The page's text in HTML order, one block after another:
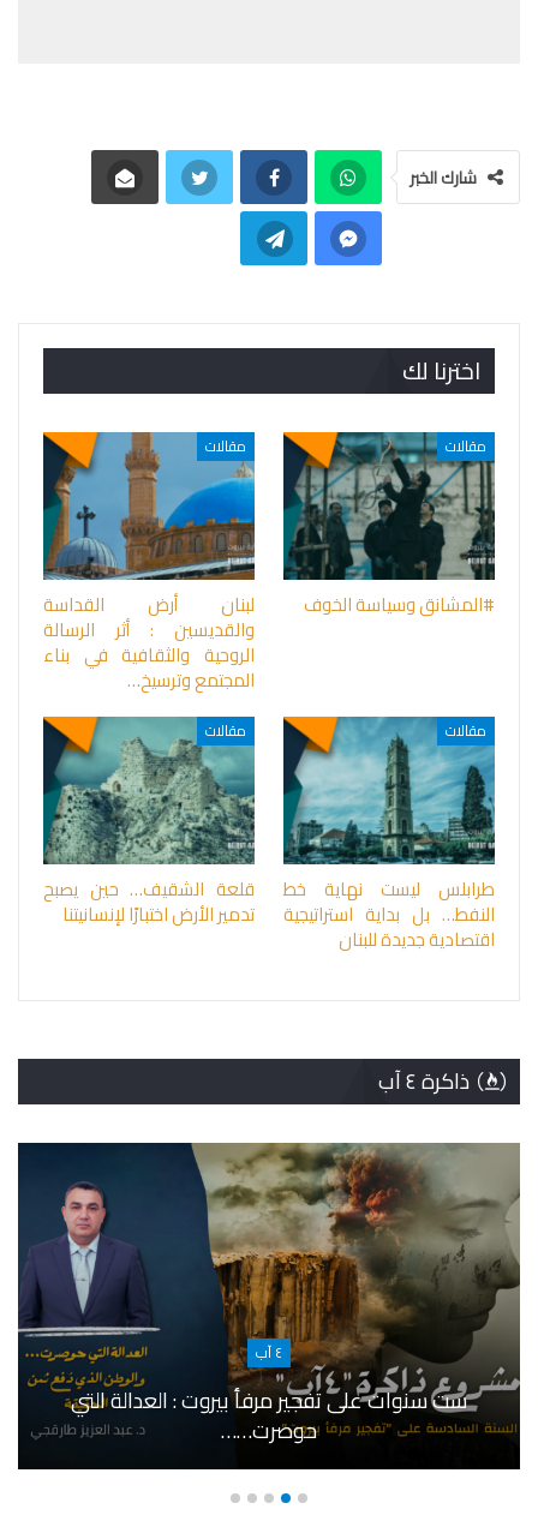
شارك الخبر
اخترنا لك
مقالات
#المشانق وسياسة الخوف
مقالات
لبنان أرض القداسة
والقديسين : أثر الرسالة
الروحية والثقافية في بناء
المجتمع وترسيخ…
مقالات
طرابلس ليست نهاية خط
النفط… بل بداية استراتيجية
اقتصادية جديدة للبنان
مقالات
قلعة الشقيف… حين يصبح
تدمير الأرض اختبارًا لإنسانيتنا
ذاكرة ٤ آب
٤ آب
ست سنوات على تفجير مرفأ بيروت : العدالة التي
حوصرت……